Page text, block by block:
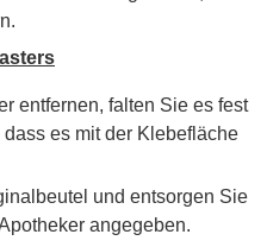
entfernen, falten Sie es fest
es mit der Klebefläche
und entsorgen Sie
angegeben.